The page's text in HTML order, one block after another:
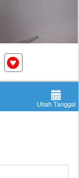
Ubah Tanggal